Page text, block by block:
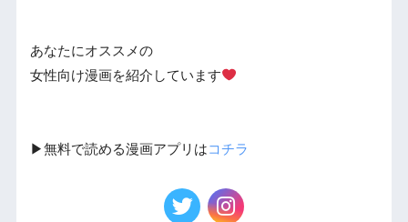
あなたにオススメの
女性向け漫画を紹介しています
▶︎無料で読める漫画アプリはコチラ